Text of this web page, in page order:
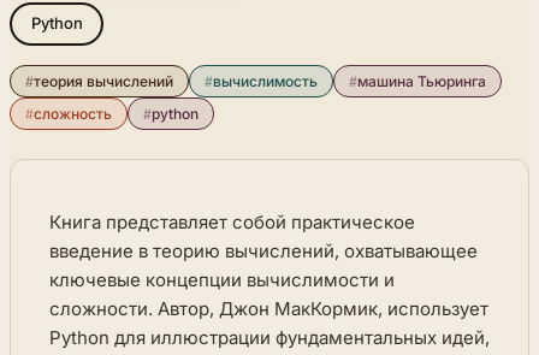
Python
#теория вычислений #вычислимость #машина Тьюринга
#сложность #python
Книга представляет собой практическое
введение в теорию вычислений, охватывающее
ключевые концепции вычислимости и
сложности. Автор, Джон МакКормик, использует
Python для иллюстрации фундаментальных идей,